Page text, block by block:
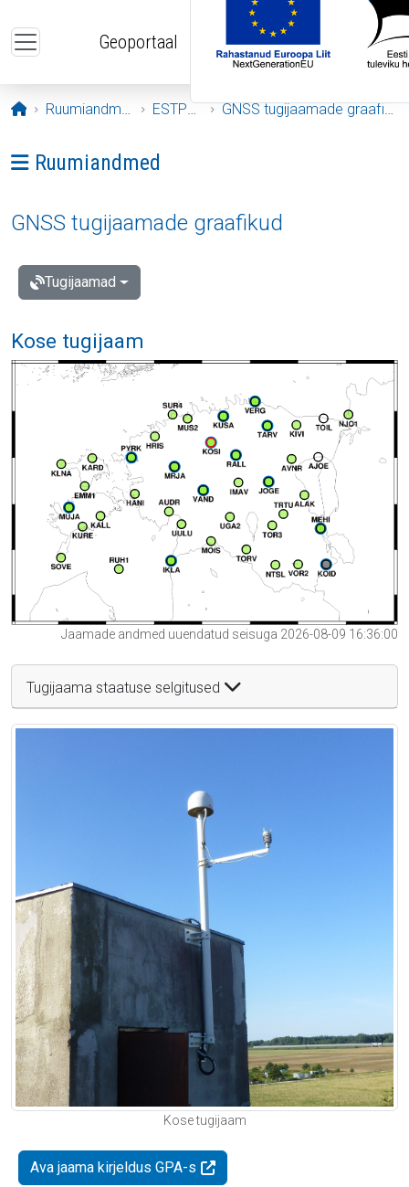
Geoportaal
Avaleht
Ruumiandmed ESTPOS GNSS tugijaamade graafikud
Ava menüü: Ruumiandmed
Ruumiandmed
GNSS tugijaamade graafikud
Tugijaamad
Kose tugijaam
Jaamade andmed uuendatud seisuga 2026-08-09 16:36:00
Tugijaama staatuse selgitused
Kose tugijaam
Ava jaama kirjeldus GPA-s